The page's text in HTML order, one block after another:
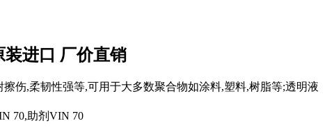
进口 厂价直销
伤,柔韧性强等,可用于大多数聚合物如涂料,塑料,树脂等;透明液
70,助剂VIN 70